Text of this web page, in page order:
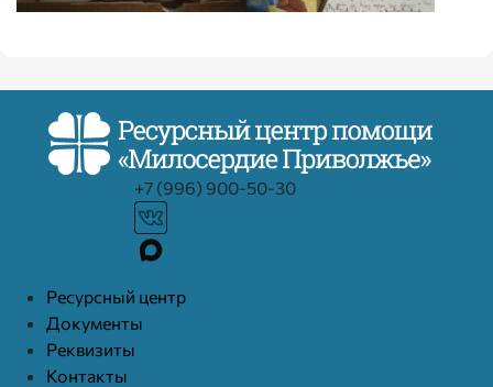
+7 (996) 900-50-30
Ресурcный центр
Документы
Реквизиты
Контакты